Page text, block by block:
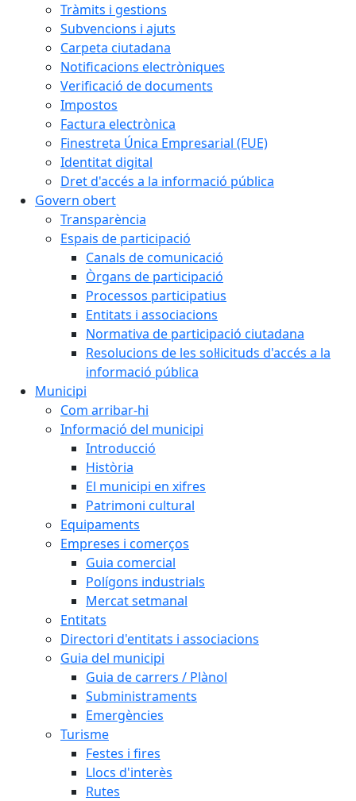
Tràmits i gestions
Subvencions i ajuts
Carpeta ciutadana
Notificacions electròniques
Verificació de documents
Impostos
Factura electrònica
Finestreta Única Empresarial (FUE)
Identitat digital
Dret d'accés a la informació pública
Govern obert
Transparència
Espais de participació
Canals de comunicació
Òrgans de participació
Processos participatius
Entitats i associacions
Normativa de participació ciutadana
Resolucions de les sol·licituds d'accés a la
informació pública
Municipi
Com arribar-hi
Informació del municipi
Introducció
Història
El municipi en xifres
Patrimoni cultural
Equipaments
Empreses i comerços
Guia comercial
Polígons industrials
Mercat setmanal
Entitats
Directori d'entitats i associacions
Guia del municipi
Guia de carrers / Plànol
Subministraments
Emergències
Turisme
Festes i fires
Llocs d'interès
Rutes